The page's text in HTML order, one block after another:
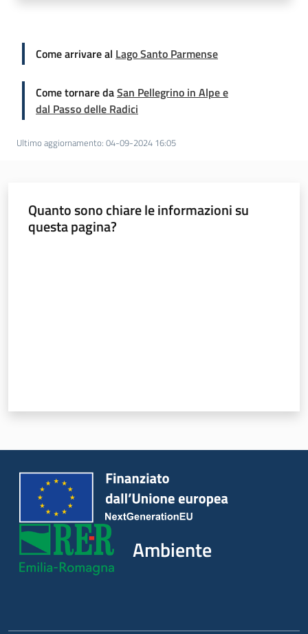
Come arrivare al Lago Santo Parmense
Come tornare daSan Pellegrino in Alpe e
dal Passo delle Radici
Ultimo aggiornamento: 04-09-2024 16:05
Quanto sono chiare le informazioni su
questa pagina?
Ambiente